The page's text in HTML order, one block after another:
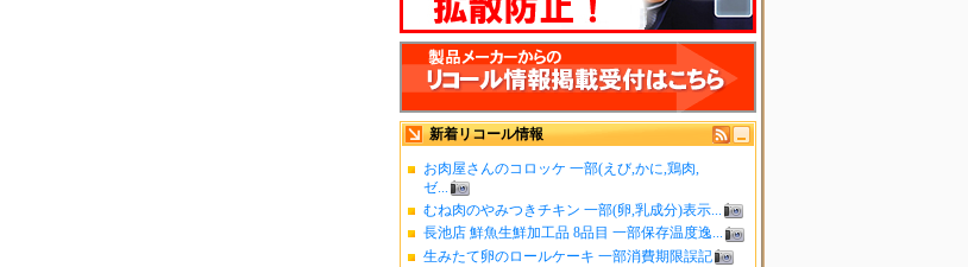
新着リコール情報
お肉屋さんのコロッケ 一部(えび,かに,鶏肉,
ゼ...
むね肉のやみつきチキン 一部(卵,乳成分)表示...
長池店 鮮魚生鮮加工品 8品目 一部保存温度逸...
生みたて卵のロールケーキ 一部消費期限誤記